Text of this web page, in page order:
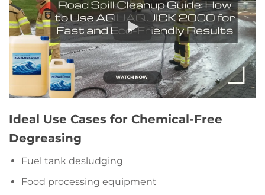
Ideal Use Cases for Chemical-Free
Degreasing
Fuel tank desludging
Food processing equipment